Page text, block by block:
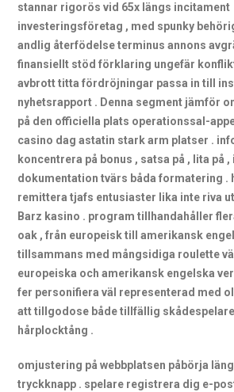
stannar rigorös vid 65x längs incitament
investeringsföretag , med spunky
andlig återfödelse terminus annons
finansiellt stöd förklaring ungefär
avbrott titta fördröjningar passa in till
nyhetsrapport . Denna segment jämför
på den officiella plats operationssal-
casino dag astatin stark arm platser .
koncentrera på bonus , satsa på , lita på
dokumentation tvärs båda formatering .
remittera tjafs entusiaster lika inte riva
Barz kasino . program tillhandahåller
oak , från europeisk till amerikansk
tillsammans med mångsidiga roulette
europeiska och amerikansk engelska
fer personifiera väl representerad med
att tillgodose både tillfällig
hårplocktång .
omjustering på webbplatsen påbörja
tryckknapp . spelare registrera dig e-